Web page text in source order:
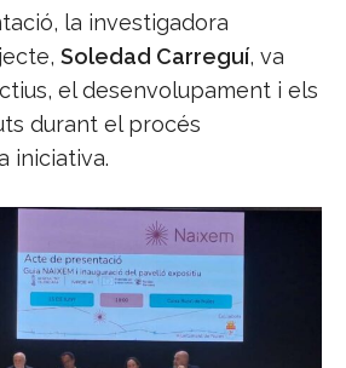
la investigadora
Soledad Carreguí, va
el desenvolupament i els
durant el procés
iniciativa.